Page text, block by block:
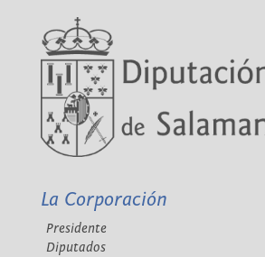
La Corporación
Presidente
Diputados